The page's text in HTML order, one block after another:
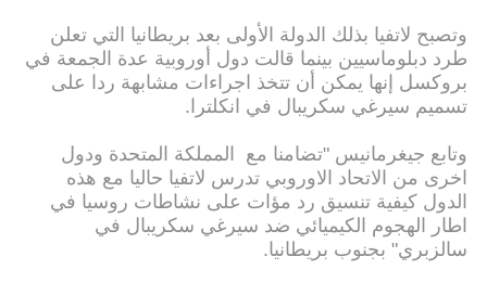
وتصبح لاتفيا بذلك الدولة الأولى بعد بريطانيا التي تعلن
طرد دبلوماسيين بينما قالت دول أوروبية عدة الجمعة في
بروكسل إنها يمكن أن تتخذ اجراءات مشابهة ردا على
تسميم سيرغي سكريبال في انكلترا.
وتابع جيغرمانيس "تضامنا مع المملكة المتحدة ودول
اخرى من الاتحاد الاوروبي تدرس لاتفيا حاليا مع هذه
الدول كيفية تنسيق رد مؤات على نشاطات روسيا في
اطار الهجوم الكيميائي ضد سيرغي سكريبال في
سالزبري" بجنوب بريطانيا.